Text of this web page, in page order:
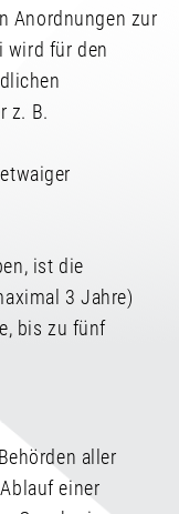
Anordnungen zur
wird für den
z. B.
ist die
3 Jahre)
bis zu fünf
aller
einer